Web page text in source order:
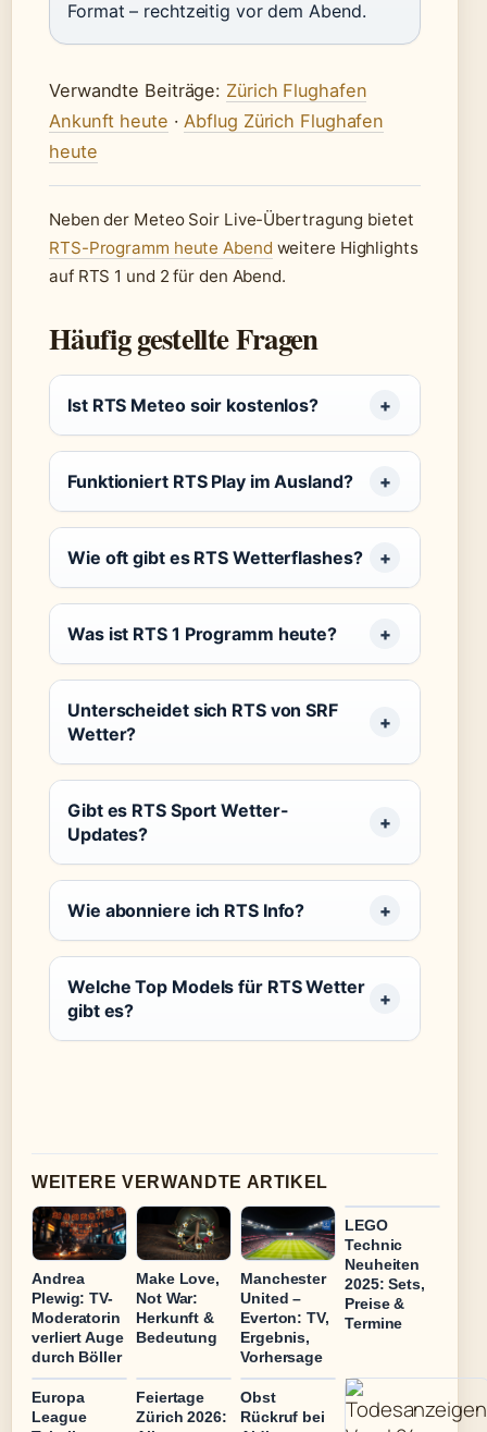
Format – rechtzeitig vor dem Abend.
Verwandte Beiträge: Zürich Flughafen
Ankunft heute ·Abflug Zürich Flughafen
heute
Neben der Meteo Soir Live-Übertragung bietet
RTS-Programm heute Abend weitere Highlights
auf RTS 1 und 2 für den Abend.
Häufig gestellte Fragen
Ist RTS Meteo soir kostenlos?
Funktioniert RTS Play im Ausland?
Wie oft gibt es RTS Wetterflashes?
Was ist RTS 1 Programm heute?
Unterscheidet sich RTS von SRF
Wetter?
Gibt es RTS Sport Wetter-
Updates?
Wie abonniere ich RTS Info?
Welche Top Models für RTS Wetter
gibt es?
WEITERE VERWANDTE ARTIKEL
Andrea
Plewig: TV-
Moderatorin
verliert Auge
durch Böller
Make Love,
Not War:
Herkunft &
Bedeutung
Manchester
United –
Everton: TV,
Ergebnis,
Vorhersage
LEGO
Technic
Neuheiten
2025: Sets,
Preise &
Termine
Europa
League
Feiertage
Zürich 2026:
Obst
Rückruf bei